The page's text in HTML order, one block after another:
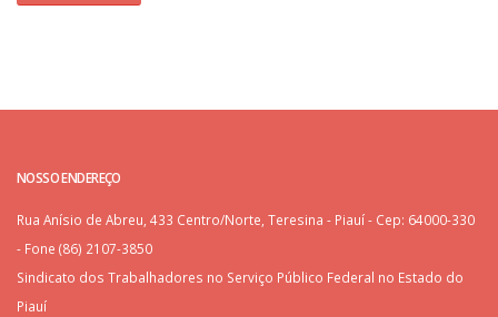
NOSSO ENDEREÇO
Rua Anísio de Abreu, 433 Centro/Norte, Teresina - Piauí - Cep: 64000-330
- Fone (86) 2107-3850
Sindicato dos Trabalhadores no Serviço Público Federal no Estado do
Piauí